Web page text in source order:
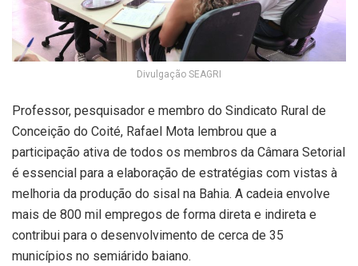
Divulgação SEAGRI
Professor, pesquisador e membro do Sindicato Rural de
Conceição do Coité, Rafael Mota lembrou que a
participação ativa de todos os membros da Câmara Setorial
é essencial para a elaboração de estratégias com vistas à
melhoria da produção do sisal na Bahia. A cadeia envolve
mais de 800 mil empregos de forma direta e indireta e
contribui para o desenvolvimento de cerca de 35
municípios no semiárido baiano.